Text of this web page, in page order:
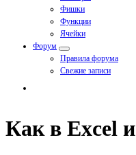
Фишки
Функции
Ячейки
Форум
Правила форума
Свежие записи
Как в Excel